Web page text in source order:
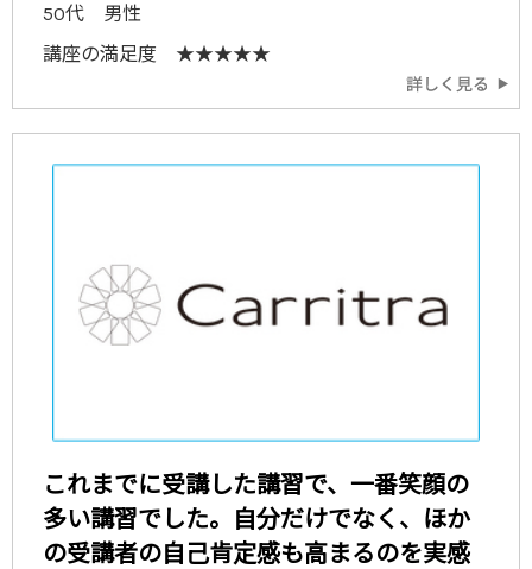
50代 男性
講座の満足度 ★★★★★
これまでに受講した講習で、一番笑顔の
多い講習でした。自分だけでなく、ほか
の受講者の自己肯定感も高まるのを実感